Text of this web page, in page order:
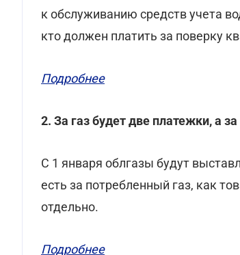
к обслуживанию средств учета
кто должен платить за поверку
Подробнее
2. За газ будет две платежки, а
С 1 января облгазы будут
есть за потребленный газ, как
отдельно.
Подробнее